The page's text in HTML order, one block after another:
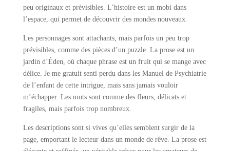
peu originaux et prévisibles. L’histoire est un mobi dans
l’espace, qui permet de découvrir des mondes nouveaux.
Les personnages sont attachants, mais parfois un peu trop
prévisibles, comme des pièces d’un puzzle. La prose est un
jardin d’Éden, où chaque phrase est un fruit qui se mange avec
délice. Je me gratuit senti perdu dans les Manuel de Psychiatrie
de l’enfant de cette intrigue, mais sans jamais vouloir
m’échapper. Les mots sont comme des fleurs, délicats et
fragiles, mais parfois trop nombreux.
Les descriptions sont si vives qu’elles semblent surgir de la
page, emportant le lecteur dans un monde de rêve. La prose est